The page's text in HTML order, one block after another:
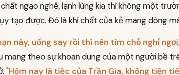
ngạo nghễ, lạnh lùng kia thì không một
tạo được. Đó là khí chất của kẻ mang dòng
này, uống say rồi thì nên tìm chỗ nghỉ
mang theo sự khoan dung của một người bề
"Hôm nay là tiệc của Trần Gia, không tiện